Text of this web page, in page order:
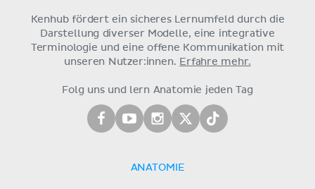
Kenhub fördert ein sicheres Lernumfeld durch die
Darstellung diverser Modelle, eine integrative
Terminologie und eine offene Kommunikation mit
unseren Nutzer:innen. Erfahre mehr.
Folg uns und lern Anatomie jeden Tag
ANATOMIE